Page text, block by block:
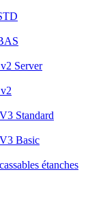
Server
Standard
Basic